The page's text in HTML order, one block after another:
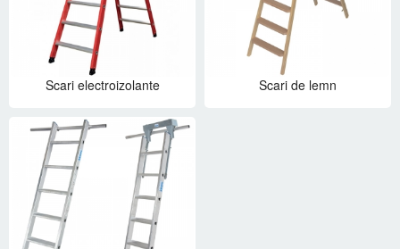
Scari electroizolante Scari de lemn